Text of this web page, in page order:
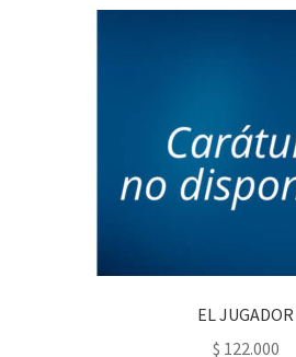
EL JUGADOR
$ 122.000